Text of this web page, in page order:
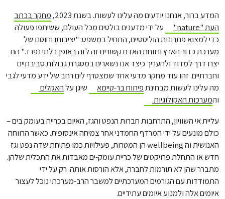
המדע ברור, אנחנו יודעים מה עלינו לעשות. בשנת 2023,
מחקר בכתב
העת "nature"
על ידי מדענים בולטים מכל העולם, ששיתפו פעולה
כדי למצוא פתרונות הוליסטיים, התחיל במשפט: "יציבותו וחוסנו של
מערכת כדור הארץ ורווחת האדם קשורים זה לזה באופן בלתי נפרד." הם
יצרו דרך למדוד ולהעריך כיצד אנו נשארים במסגרת גבולות סביבתיים
וחברתיים. זהו עוד מחקר מדעי אחד שמצטרף לים רחב של ידע מדעי לגבי
מה עלינו לעשות מבחינתפיתוח בר-קיימא שיגן עלהאקלים
והמערכות האקולוגיות.
עליית אי השוויון, התרחבות חברות הנפט והגז, האיום בכרייה בעומק בים –
כולם מונעים על ידי המרדף החמדני אחר צמיחה אינסופית. כאשר הרווחה
האנושית וה wellbeing הן המטרות, פעילויות כמו פתיחת שדה נפט וגז
חדש או התחלת פרויקטים של כריית עומק-ים מאבדות את התכלית שלהן.
מתברר שהן לא תורמות לחברה, אלא הורסות אותה. רק על ידי
התמודדות עם הגורמים המערכתיים למשבר הרב-מערכתי נוכל לעצור
איומים אלה ולמנוע איומים עתידיים.